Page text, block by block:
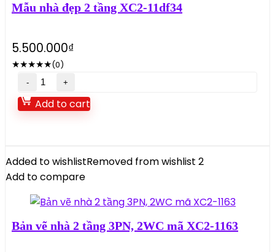
XC105-
quantity
Mẫu nhà đẹp 2 tầng XC2-11df34
5.500.000₫
★★★★★(0)
Mẫu
nhà
đẹp
XC2-
11df34
quantity
Add to cart
Added to wishlistRemoved from wishlist 2
Add to compare
Bản vẽ nhà 2 tầng 3PN, 2WC mã XC2-1163